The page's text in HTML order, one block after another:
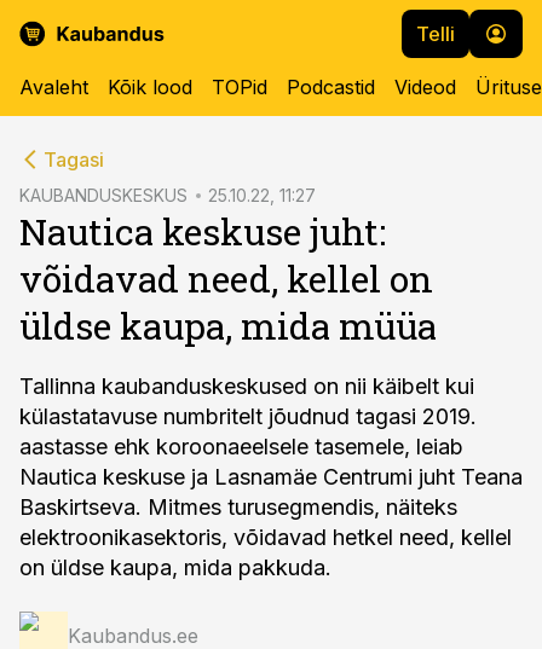
Telli
Avaleht Kõik lood TOPid Podcastid Videod
Tagasi
KAUBANDUSKESKUS 25.10.22, 11:27
Nautica keskuse juht:
võidavad need, kellel on
üldse kaupa, mida müüa
Tallinna kaubanduskeskused on nii käibelt kui
külastatavuse numbritelt jõudnud tagasi 2019.
aastasse ehk koroonaeelsele tasemele, leiab
Nautica keskuse ja Lasnamäe Centrumi juht Teana
Baskirtseva. Mitmes turusegmendis, näiteks
elektroonikasektoris, võidavad hetkel need, kellel
on üldse kaupa, mida pakkuda.
Kaubandus.ee